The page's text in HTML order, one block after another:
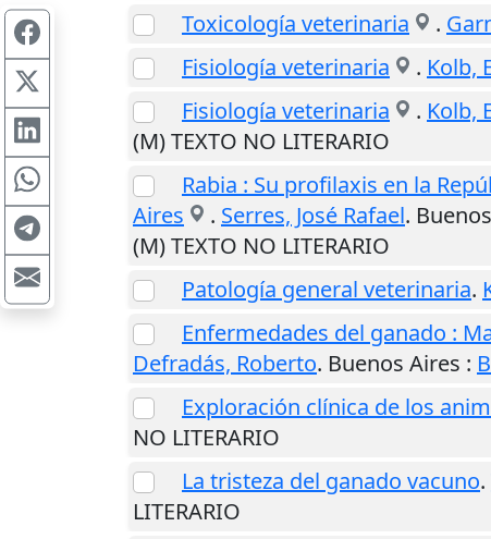
Toxicología veterinaria
.
Fisiología veterinaria
. Kolb,
Fisiología veterinaria
. Kolb,
(M) TEXTO NO LITERARIO
Rabia : Su profilaxis en la
Aires
. Serres, José Rafael.
(M) TEXTO NO LITERARIO
Patología general veterinaria.
Enfermedades del ganado :
Defradás, Roberto. Buenos Aires :
Exploración clínica de los
NO LITERARIO
La tristeza del ganado vacuno.
LITERARIO